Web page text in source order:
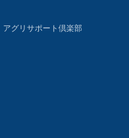
アグリサポート倶楽部